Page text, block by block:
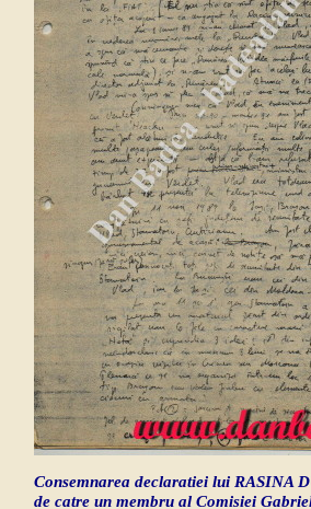
Consemnarea declaratiei lui RASINA
de catre un membru al Comisiei